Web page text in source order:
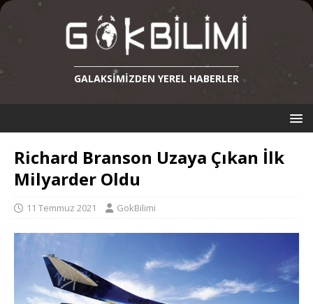
GALAKSIMIZDEN YEREL HABERLER
Richard Branson Uzaya Çıkan İlk
Milyarder Oldu
11 Temmuz 2021 GokBilimi